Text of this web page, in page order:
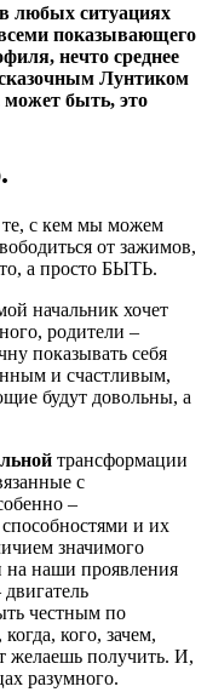
любых ситуациях
показывающего
нечто среднее
Лунтиком
быть, это
с кем мы можем
от зажимов,
то, а просто БЫТЬ.
начальник хочет
родители –
показывать себя
и счастливым,
будут довольны, а
трансформации
с
–
и их
значимого
на наши проявления
честным по
кого, зачем,
желаешь получить. И,
разумного.